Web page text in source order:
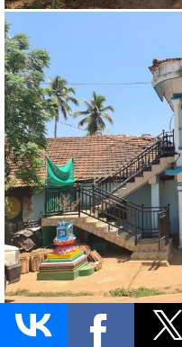
4. Индийский «муравейник».